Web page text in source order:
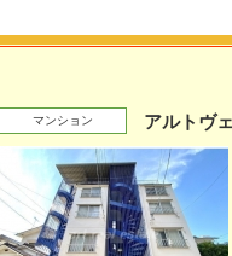
マンション アルトヴ